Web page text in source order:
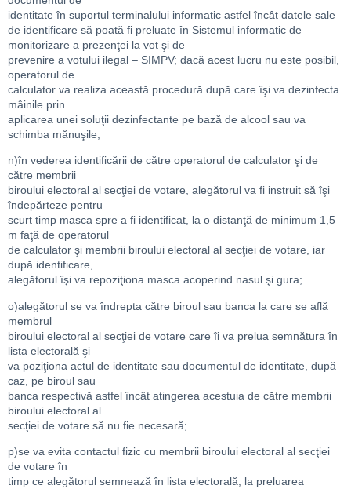
identitate în suportul terminalului informatic astfel încât datele sale
de identificare să poată fi preluate în Sistemul informatic de
monitorizare a prezenţei la vot şi de
prevenire a votului ilegal – SIMPV; dacă acest lucru nu este posibil,
operatorul de
calculator va realiza această procedură după care îşi va dezinfecta
mâinile prin
aplicarea unei soluţii dezinfectante pe bază de alcool sau va
schimba mănuşile;
n)în vederea identificării de către operatorul de calculator şi de
către membrii
biroului electoral al secţiei de votare, alegătorul va fi instruit să îşi
îndepărteze pentru
scurt timp masca spre a fi identificat, la o distanţă de minimum 1,5
m faţă de operatorul
de calculator şi membrii biroului electoral al secţiei de votare, iar
după identificare,
alegătorul îşi va repoziţiona masca acoperind nasul şi gura;
o)alegătorul se va îndrepta către biroul sau banca la care se află
membrul
biroului electoral al secţiei de votare care îi va prelua semnătura în
lista electorală şi
va poziţiona actul de identitate sau documentul de identitate, după
caz, pe biroul sau
banca respectivă astfel încât atingerea acestuia de către membrii
biroului electoral al
secţiei de votare să nu fie necesară;
p)se va evita contactul fizic cu membrii biroului electoral al secţiei
de votare în
timp ce alegătorul semnează în lista electorală, la preluarea